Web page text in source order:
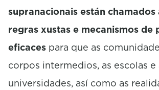
supranacionais están
regras xustas e mecanismos de
eficaces para que as
corpos intermedios, as escolas e
universidades, así como as